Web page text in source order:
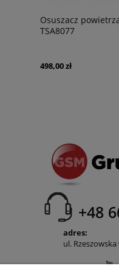
Osuszacz
TSA8077
498,00 zł
+48
adres:
ul. Rzeszowska